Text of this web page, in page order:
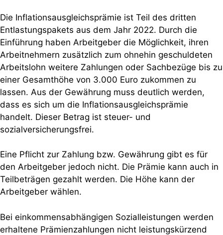
Die Inflationsausgleichsprämie ist Teil des dritten
Entlastungspakets aus dem Jahr 2022. Durch die
Einführung haben Arbeitgeber die Möglichkeit, ihren
Arbeitnehmern zusätzlich zum ohnehin geschuldeten
Arbeitslohn weitere Zahlungen oder Sachbezüge bis zu
einer Gesamthöhe von 3.000 Euro zukommen zu
lassen. Aus der Gewährung muss deutlich werden,
dass es sich um die Inflationsausgleichsprämie
handelt. Dieser Betrag ist steuer- und
sozialversicherungsfrei.
Eine Pflicht zur Zahlung bzw. Gewährung gibt es für
den Arbeitgeber jedoch nicht. Die Prämie kann auch in
Teilbeträgen gezahlt werden. Die Höhe kann der
Arbeitgeber wählen.
Bei einkommensabhängigen Sozialleistungen werden
erhaltene Prämienzahlungen nicht leistungskürzend